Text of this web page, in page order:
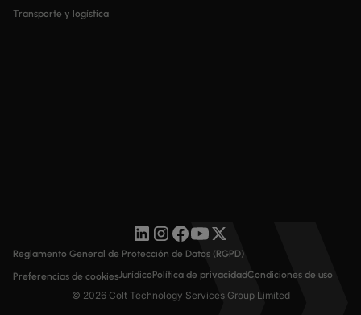
Transporte y logística
© 2026 Colt Technology Services Group Limited
Reglamento General de Protección de Datos (RGPD)
Preferencias de cookiesJurídicoPolítica de privacidadCondiciones de uso